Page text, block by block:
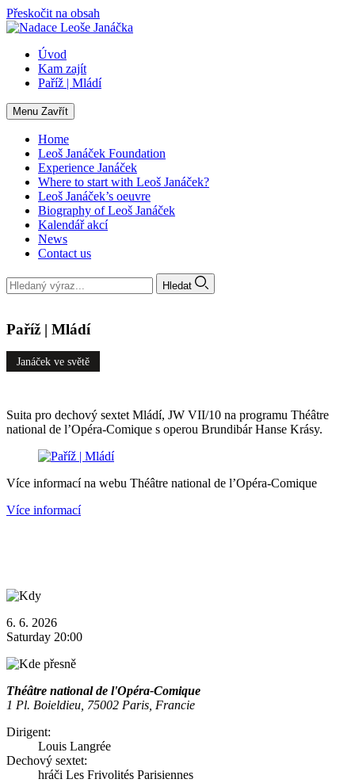
Přeskočit na obsah
Úvod
Kam zajít
Paříž | Mládí
Menu Zavřít
Home
Leoš Janáček Foundation
Experience Janáček
Where to start with Leoš Janáček?
Leoš Janáček’s oeuvre
Biography of Leoš Janáček
Kalendář akcí
News
Contact us
Hledat
Paříž | Mládí
Janáček ve světě
Suita pro dechový sextet Mládí, JW VII/10 na programu Théâtre
national de l’Opéra-Comique s operou Brundibár Hanse Krásy.
Více informací na webu Théâtre national de l’Opéra-Comique
Více informací
6. 6. 2026
Saturday 20:00
Théâtre national de l'Opéra-Comique
1 Pl. Boieldieu, 75002 Paris, Francie
Dirigent:
Louis Langrée
Dechový sextet:
hráči Les Frivolités Parisiennes